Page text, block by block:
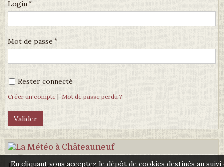
Login
Mot de passe
Rester connecté
Créer un compte | Mot de passe perdu ?
En cliquant vous acceptez le dépôt de cookies destinés au suivi